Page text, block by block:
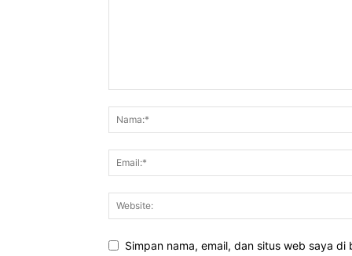
Simpan nama, email, dan situs web saya